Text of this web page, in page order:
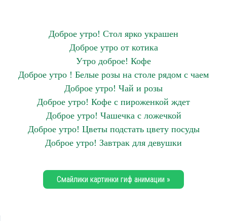
Доброе утро! Стол ярко украшен
Доброе утро от котика
Утро доброе! Кофе
Доброе утро ! Белые розы на столе рядом с чаем
Доброе утро! Чай и розы
Доброе утро! Кофе с пироженкой ждет
Доброе утро! Чашечка с ложечкой
Доброе утро! Цветы подстать цвету посуды
Доброе утро! Завтрак для девушки
Смайлики картинки гиф анимации »